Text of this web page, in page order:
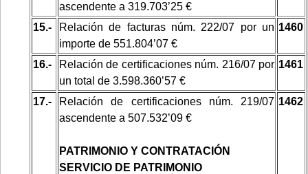
ascendente a 319.703’25 €
15.-
Relación de facturas núm. 222/07 por un
importe de 551.804’07 €
1460
16.-
Relación de certificaciones núm. 216/07 por
un total de 3.598.360’57 €
1461
17.-
Relación de certificaciones núm. 219/07
ascendente a 507.532’09 €
PATRIMONIO Y CONTRATACIÓN
SERVICIO DE PATRIMONIO
1462